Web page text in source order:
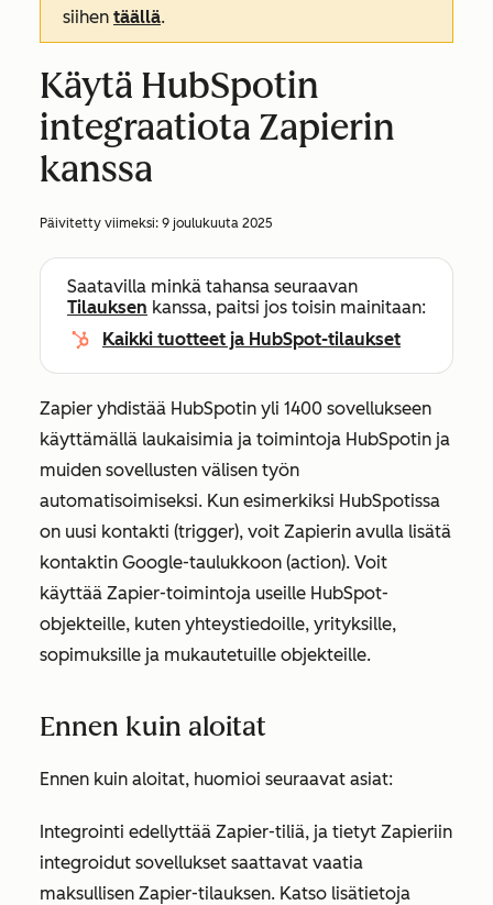
siihen täällä.
Käytä HubSpotin
integraatiota Zapierin
kanssa
Päivitetty viimeksi: 9 joulukuuta 2025
Saatavilla minkä tahansa seuraavan
Tilauksen kanssa, paitsi jos toisin mainitaan:
Kaikki tuotteet ja HubSpot-tilaukset
Zapier yhdistää HubSpotin yli 1400 sovellukseen
käyttämällä laukaisimia ja toimintoja HubSpotin ja
muiden sovellusten välisen työn
automatisoimiseksi. Kun esimerkiksi HubSpotissa
on uusi kontakti (trigger), voit Zapierin avulla lisätä
kontaktin Google-taulukkoon (action). Voit
käyttää Zapier-toimintoja useille HubSpot-
objekteille, kuten yhteystiedoille, yrityksille,
sopimuksille ja mukautetuille objekteille.
Ennen kuin aloitat
Ennen kuin aloitat, huomioi seuraavat asiat:
Integrointi edellyttää Zapier-tiliä, ja tietyt Zapieriin
integroidut sovellukset saattavat vaatia
maksullisen Zapier-tilauksen. Katso lisätietoja